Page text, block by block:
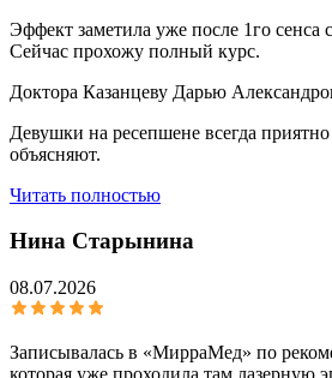
Эффект заметила уже после 1го сенса
Сейчас прохожу полный курс.
Доктора Казанцеву Дарью
Девушки на ресепшене всегда
объясняют.
Читать полностью
Нина Старынина
08.07.2026
Записывалась в «МирраМед» по
которая уже проходила там лазерную